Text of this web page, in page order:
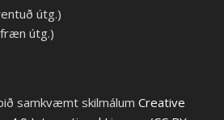
útg.)
útg.)
samkvæmt skilmálum Creative